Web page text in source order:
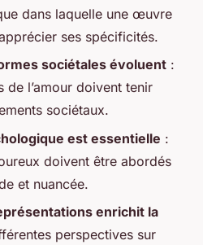
dans laquelle une œuvre
ses spécificités.
sociétales évoluent :
de l’amour doivent tenir
sociétaux.
est essentielle :
doivent être abordés
et nuancée.
enrichit la
perspectives sur